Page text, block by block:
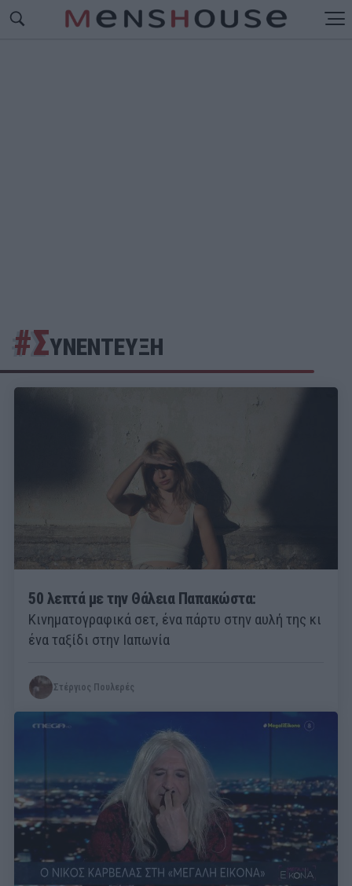
#ΣΥΝΕΝΤΕΥΞΗ
50 λεπτά με την Θάλεια Παπακώστα:
Κινηματογραφικά σετ, ένα πάρτυ στην αυλή της κι
ένα ταξίδι στην Ιαπωνία
Στέργιος Πουλερές